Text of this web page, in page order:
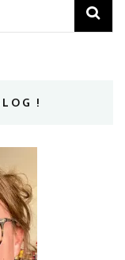
!